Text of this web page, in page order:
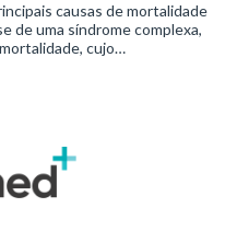
causas de mortalidade
de uma síndrome complexa,
cujo